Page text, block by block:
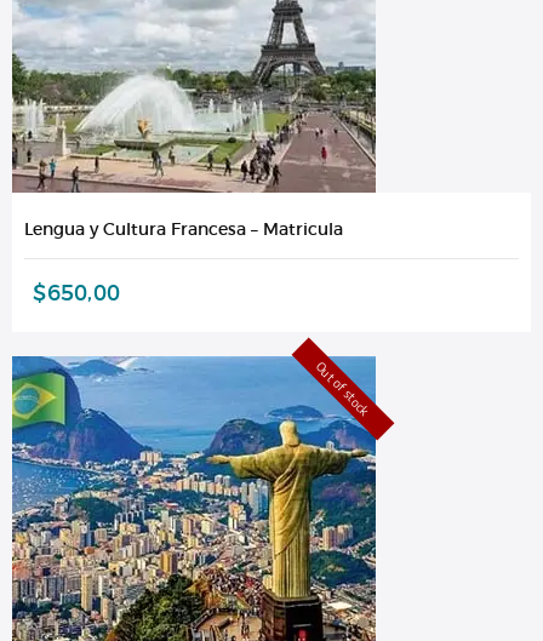
Lengua y Cultura Francesa – Matricula
$650,00
Out of stock